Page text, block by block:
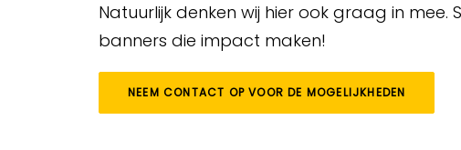
Natuurlijk denken wij hier ook graag in mee.
banners die impact maken!
NEEM CONTACT OP VOOR DE MOGELIJKHEDEN